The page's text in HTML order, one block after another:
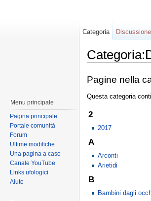
Pagine nella
Questa categoria
2
2017
A
Arconti
Arietidi
B
Bambini dagli
Categoria Discussione
Menu principale
Pagina principale
Portale comunità
Forum
Ultime modifiche
Una pagina a caso
Canale YouTube
Links ufologici
Aiuto